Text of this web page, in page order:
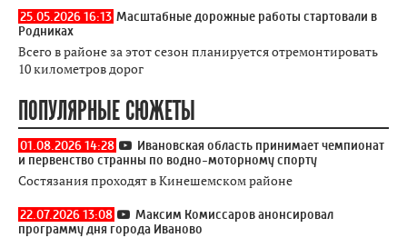
25.05.2026 16:13 Масштабные дорожные работы стартовали в
Родниках
Всего в районе за этот сезон планируется отремонтировать
10 километров дорог
ПОПУЛЯРНЫЕ СЮЖЕТЫ
01.08.2026 14:28
Ивановская область принимает чемпионат
и первенство странны по водно-моторному спорту
Состязания проходят в Кинешемском районе
22.07.2026 13:08
Максим Комиссаров анонсировал
программу дня города Иваново